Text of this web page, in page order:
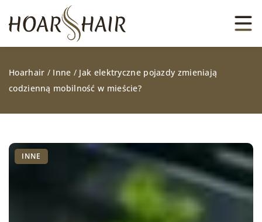
Hoarhair / Inne / Jak elektryczne pojazdy zmieniają
codzienną mobilność w mieście?
INNE